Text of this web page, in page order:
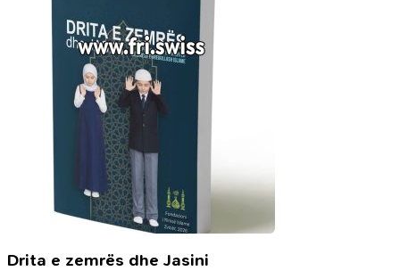
Drita e zemrës dhe Jasini